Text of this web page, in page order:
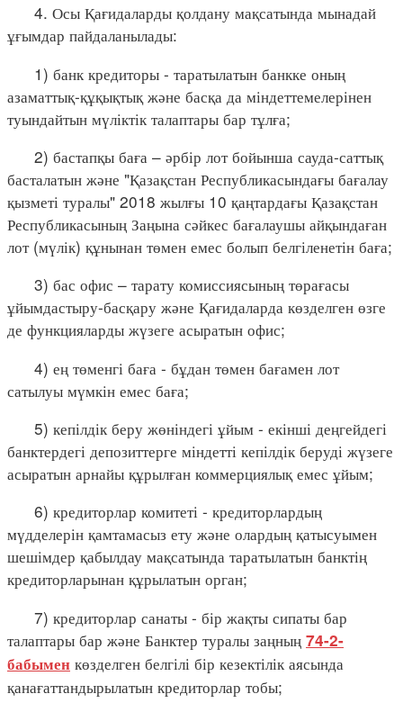
4. Осы Қағидаларды қолдану мақсатында мынадай
ұғымдар пайдаланылады:
1) банк кредиторы - таратылатын банкке оның
азаматтық-құқықтық және басқа да міндеттемелерінен
туындайтын мүліктік талаптары бар тұлға;
2) бастапқы баға – әрбір лот бойынша сауда-саттық
басталатын және "Қазақстан Республикасындағы бағалау
қызметі туралы" 2018 жылғы 10 қаңтардағы Қазақстан
Республикасының Заңына сәйкес бағалаушы айқындаған
лот (мүлік) құнынан төмен емес болып белгіленетін баға;
3) бас офис – тарату комиссиясының төрағасы
ұйымдастыру-басқару және Қағидаларда көзделген өзге
де функцияларды жүзеге асыратын офис;
4) ең төменгі баға - бұдан төмен бағамен лот
сатылуы мүмкін емес баға;
5) кепілдік беру жөніндегі ұйым - екінші деңгейдегі
банктердегі депозиттерге міндетті кепілдік беруді жүзеге
асыратын арнайы құрылған коммерциялық емес ұйым;
6) кредиторлар комитеті - кредиторлардың
мүдделерін қамтамасыз ету және олардың қатысуымен
шешімдер қабылдау мақсатында таратылатын банктің
кредиторларынан құрылатын орган;
7) кредиторлар санаты - бір жақты сипаты бар
талаптары бар және Банктер туралы заңның 74-2-
бабымен көзделген белгілі бір кезектілік аясында
қанағаттандырылатын кредиторлар тобы;